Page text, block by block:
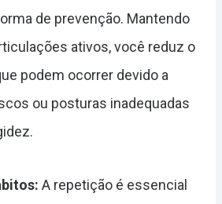
de prevenção. Mantendo
ativos, você reduz o
podem ocorrer devido a
ou posturas inadequadas
A repetição é essencial